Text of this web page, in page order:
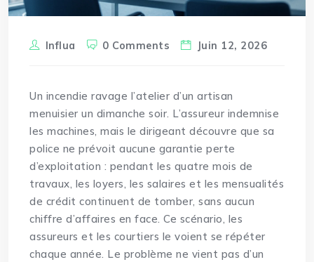
Influa 0 Comments Juin 12, 2026
Un incendie ravage l’atelier d’un artisan
menuisier un dimanche soir. L’assureur indemnise
les machines, mais le dirigeant découvre que sa
police ne prévoit aucune garantie perte
d’exploitation : pendant les quatre mois de
travaux, les loyers, les salaires et les mensualités
de crédit continuent de tomber, sans aucun
chiffre d’affaires en face. Ce scénario, les
assureurs et les courtiers le voient se répéter
chaque année. Le problème ne vient pas d’un